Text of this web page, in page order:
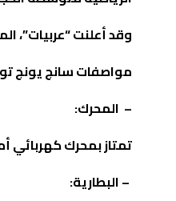
وقد أعلنت “عربيات”،
مواصفات سانج يونج
– المحرك:
تمتاز بمحرك كهربائي
–البطارية: